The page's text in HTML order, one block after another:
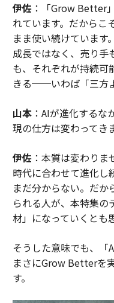
伊佐：「Grow Better
れています。だからこ
まま使い続けています
成長ではなく、売り手
も、それぞれが持続可
きる──いわば「三方
山本：AIが進化するな
現の仕方は変わってき
伊佐：本質は変わりま
時代に合わせて進化し
まだ分からない。だ
られる人が、本特集の
材」になっていくとも
そうした意味でも、
まさにGrow Betterを
す。